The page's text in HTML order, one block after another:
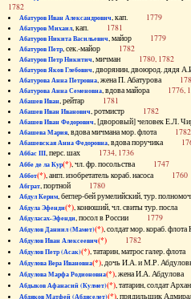
1782
Абатуров Иван Александрович, кап. 1779
Абатуров Михаил, кап. 1781
Абатуров Никита Васильевич, майор 1779
Абатуров Петр, сек.-майор 1782
Абатуров Петр Никитич, мичман 1780, 1782
Абатуров Яков Глебович, дворянин, двоюрод.
Абатурова Анна Петровна, жена П. Абатурова
Абатурова Анна Семеновна, вдова майора 1776,
Абашев Иван, рейтар 1781
Абашев Иван Иванович, ротмистр 1782
Абашев Иван Федорович, [дворовый] человек Е.Л.
Абашева Мария, вдова мичмана мор. флота 1782
Абашевская Анна Федоровна, вдова поручика
Аббас III, перс. шах 1734, 1736
Аббе де ла Кур(*), чл. фр. посольства 1747
Аббот(*), англ. изобретатель кораб. насоса 1760
Абграт, портной 1780
Абдул Керим, беглер-бей румелийский, тур.
Абдула Эфенди(*), конюший, чл. свиты тур. посла
Абдуласах-Эфенди, посол в России 1779
Абдулов Даниил (Мамет)(*), солдат мор. кораб.
Абдулов Иван Алексеевич(*) 1782
Абдулов Петр (Асак)(*), татарин, матрос галер.
Абдулова Вера Ивановна(*), дочь И.А. и М.Р.
Абдулова Марфа Родионовна(*), жена И.А.
Абдыков Афанасий (Кулмет)(*), татарин, солдат
Абдяков Матфей (Абдяселет)(*), прядильщик